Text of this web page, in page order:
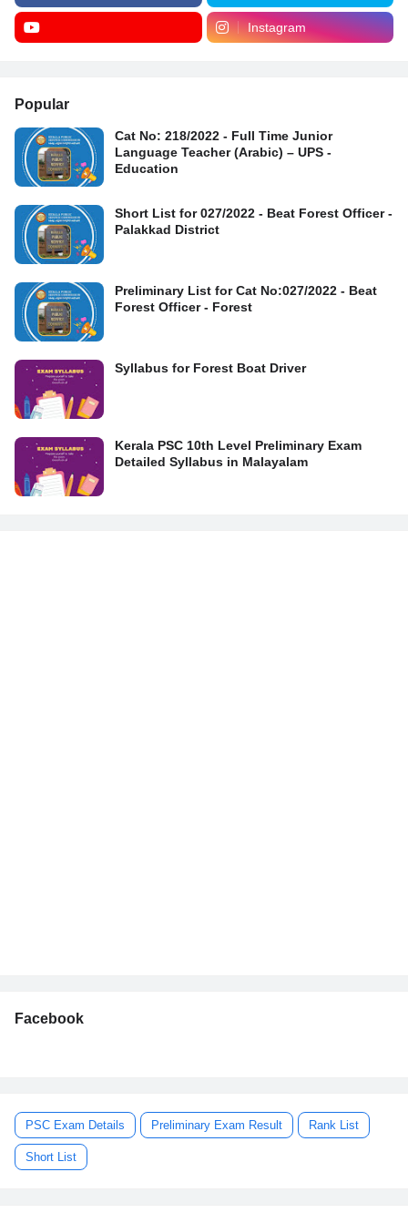
Instagram
Popular
Cat No: 218/2022 - Full Time Junior
Language Teacher (Arabic) – UPS -
Education
Short List for 027/2022 - Beat Forest Officer -
Palakkad District
Preliminary List for Cat No:027/2022 - Beat
Forest Officer - Forest
Syllabus for Forest Boat Driver
Kerala PSC 10th Level Preliminary Exam
Detailed Syllabus in Malayalam
Facebook
PSC Exam Details Preliminary Exam Result Rank List
Short List